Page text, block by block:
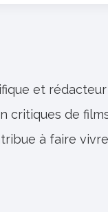
et
critiques de
à faire